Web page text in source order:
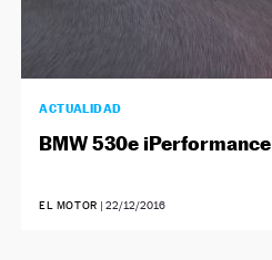
ACTUALIDAD
BMW 530e iPerformance
EL MOTOR | 22/12/2016